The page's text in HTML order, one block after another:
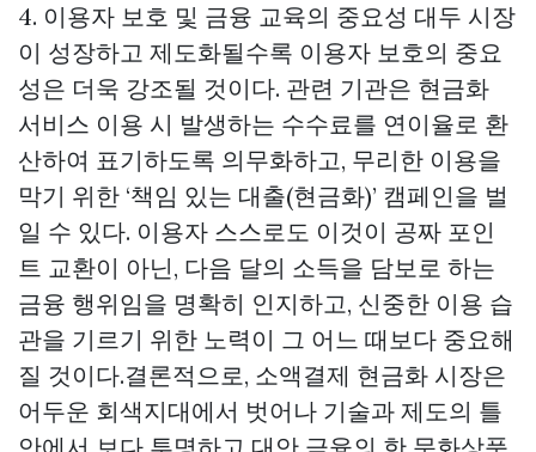
4. 이용자 보호 및 금융 교육의 중요성 대두 시장
이 성장하고 제도화될수록 이용자 보호의 중요
성은 더욱 강조될 것이다. 관련 기관은 현금화
서비스 이용 시 발생하는 수수료를 연이율로 환
산하여 표기하도록 의무화하고, 무리한 이용을
막기 위한 ‘책임 있는 대출(현금화)’ 캠페인을 벌
일 수 있다. 이용자 스스로도 이것이 공짜 포인
트 교환이 아닌, 다음 달의 소득을 담보로 하는
금융 행위임을 명확히 인지하고, 신중한 이용 습
관을 기르기 위한 노력이 그 어느 때보다 중요해
질 것이다.결론적으로, 소액결제 현금화 시장은
어두운 회색지대에서 벗어나 기술과 제도의 틀